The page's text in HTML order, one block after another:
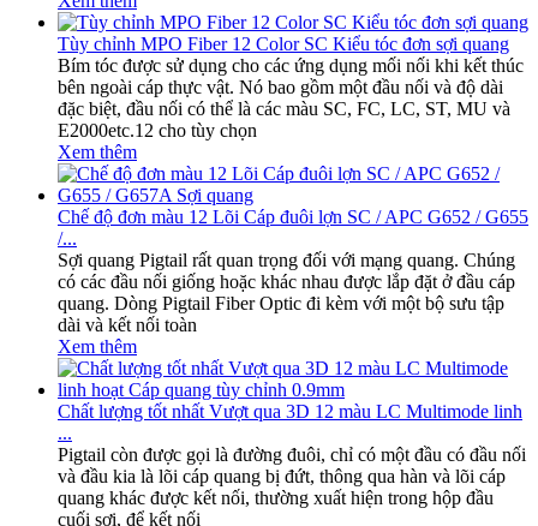
Tùy chỉnh MPO Fiber 12 Color SC Kiểu tóc đơn sợi quang
Bím tóc được sử dụng cho các ứng dụng mối nối khi kết thúc
bên ngoài cáp thực vật. Nó bao gồm một đầu nối và độ dài
đặc biệt, đầu nối có thể là các màu SC, FC, LC, ST, MU và
E2000etc.12 cho tùy chọn
Xem thêm
Chế độ đơn màu 12 Lõi Cáp đuôi lợn SC / APC G652 / G655
/...
Sợi quang Pigtail rất quan trọng đối với mạng quang. Chúng
có các đầu nối giống hoặc khác nhau được lắp đặt ở đầu cáp
quang. Dòng Pigtail Fiber Optic đi kèm với một bộ sưu tập
dài và kết nối toàn
Xem thêm
Chất lượng tốt nhất Vượt qua 3D 12 màu LC Multimode linh
...
Pigtail còn được gọi là đường đuôi, chỉ có một đầu có đầu nối
và đầu kia là lõi cáp quang bị đứt, thông qua hàn và lõi cáp
quang khác được kết nối, thường xuất hiện trong hộp đầu
cuối sợi, để kết nối